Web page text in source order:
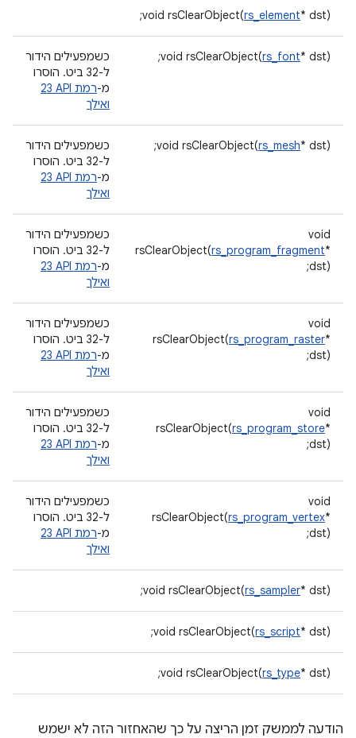
void rsClearObject(rs_element* dst);
void rsClearObject(rs_font* dst);
כשמפעילים הידור
ל-32 ביט. הוסרו
מ-
רמת API ‏23
ואילך
void rsClearObject(rs_mesh* dst);
כשמפעילים הידור
ל-32 ביט. הוסרו
מ-
רמת API ‏23
ואילך
void
rsClearObject(rs_program_fragment*
dst);
כשמפעילים הידור
ל-32 ביט. הוסרו
מ-
רמת API ‏23
ואילך
void
rsClearObject(rs_program_raster*
dst);
כשמפעילים הידור
ל-32 ביט. הוסרו
מ-
רמת API ‏23
ואילך
void
rsClearObject(rs_program_store*
dst);
כשמפעילים הידור
ל-32 ביט. הוסרו
מ-
רמת API ‏23
ואילך
void
rsClearObject(rs_program_vertex*
dst);
כשמפעילים הידור
ל-32 ביט. הוסרו
מ-
רמת API ‏23
ואילך
void rsClearObject(rs_sampler* dst);
void rsClearObject(rs_script* dst);
void rsClearObject(rs_type* dst);
הודעה לממשק זמן הריצה על כך שהאחזור הזה לא ישמש